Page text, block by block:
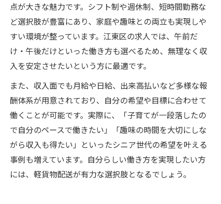
点が大きな魅力です。シフト制や週休制、短時間勤務な
ど選択肢が豊富にあり、家庭や趣味との両立も実現しや
すい環境が整っています。江東区の求人では、午前だ
け・午後だけといった働き方も選べるため、無理なく収
入を安定させたいという方に最適です。
また、収入面でも月給や日給、出来高払いなど多様な報
酬体系が用意されており、自分の希望や目標に合わせて
働くことが可能です。実際に、「子育てが一段落したの
で自分のペースで働きたい」「趣味の時間を大切にしな
がら収入も得たい」といったシニア世代の希望を叶える
事例も増えています。自分らしい働き方を実現したい方
には、軽貨物配送が有力な選択肢となるでしょう。